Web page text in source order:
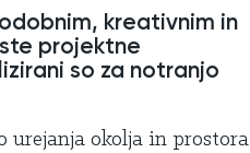
kreativnim in
projektne
so za notranjo
urejanja okolja in prostora